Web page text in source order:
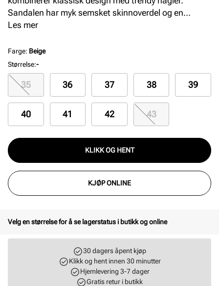
Sandalen har myk semsket skinnoverdel og en
anatomisk formet kork-latex-fotseng trukket i
gir god demping. Produsert i Tyskland med fokus på
kvalitet og holdbarhet. Farge: taupe.
Les mer
Farge: Beige
Størrelse:-
35 36 37 38 39
40 41 42 43
KLIKK OG HENT
KJØP ONLINE
Velg en størrelse for å se lagerstatus i butikk og online
30 dagers åpent kjøp
Klikk og hent innen 30 minutter
Hjemlevering 3-7 dager
Gratis retur i butikk